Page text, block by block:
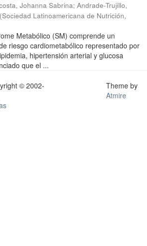
Johanna Sabrina; Andrade-Trujillo,
(Sociedad Latinoamericana de Nutrición,
Metabólico (SM) comprende un
riesgo cardiometabólico representado por
hipertensión arterial y glucosa
que el ...
© 2002-
Theme by
Atmire